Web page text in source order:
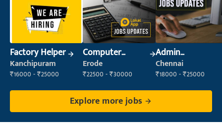
Factory Helper
Kanchipuram
₹16000 - ₹25000
Computer
Operator
Erode
₹22500 - ₹30000
Admin
Supervisor
Chennai
₹18000 - ₹25000
Explore more jobs